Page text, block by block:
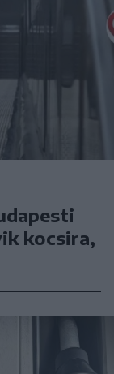
kocsira,